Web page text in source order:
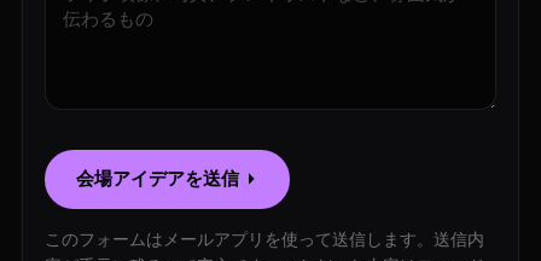
会場アイデアを送信
このフォームはメールアプリを使って送信します。送信内